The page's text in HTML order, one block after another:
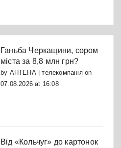
Ганьба Черкащини, сором
міста за 8,8 млн грн?
by АНТЕНА | телекомпаніяon
07.08.2026 at 16:08
Від «Кольчуг» до картонок